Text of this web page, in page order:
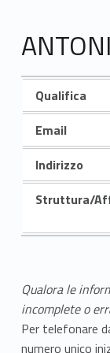
Qualifica
Email
Indirizzo
Struttura/
Qualora le
incomplete o
Per telefonare
numero unico